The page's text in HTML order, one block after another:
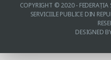
COPYRIGHT © 2020 -
SERVICIILE PUBLICE DIN
DESIGNED